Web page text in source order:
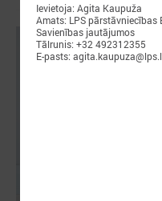
Ievietoja: Agita Kaupuža
Amats: LPS pārstāvniecības
Savienības jautājumos
Tālrunis: +32 492312355
E-pasts: